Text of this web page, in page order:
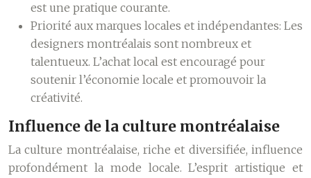
est une pratique courante.
Priorité aux marques locales et indépendantes: Les
designers montréalais sont nombreux et
talentueux. L’achat local est encouragé pour
soutenir l’économie locale et promouvoir la
créativité.
Influence de la culture montréalaise
La culture montréalaise, riche et diversifiée, influence
profondément la mode locale. L’esprit artistique et